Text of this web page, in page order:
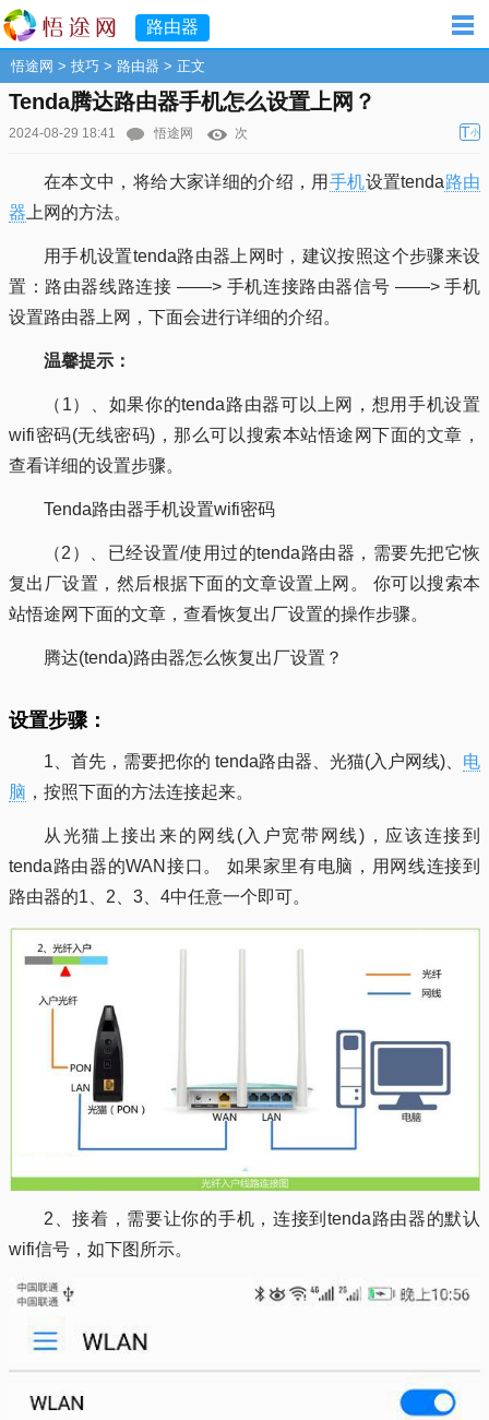
路由器
悟途网 > 技巧 > 路由器 > 正文
Tenda腾达路由器手机怎么设置上网？
2024-08-29 18:41 悟途网 次 T小
在本文中，将给大家详细的介绍，用 手机设置tenda路由
器 上网的方法。
用手机设置tenda路由器上网时，建议按照这个步骤来设
置：路由器线路连接 ——> 手机连接路由器信号 ——> 手机
设置路由器上网，下面会进行详细的介绍。
温馨提示：
（1）、如果你的tenda路由器可以上网，想用手机设置
wifi密码(无线密码)，那么可以搜索本站悟途网下面的文章，
查看详细的设置步骤。
Tenda路由器手机设置wifi密码
（2）、已经设置/使用过的tenda路由器，需要先把它恢
复出厂设置，然后根据下面的文章设置上网。 你可以搜索本
站悟途网下面的文章，查看恢复出厂设置的操作步骤。
腾达(tenda)路由器怎么恢复出厂设置？
设置步骤：
1、首先，需要把你的 tenda路由器、光猫(入户网线)、 电
脑 ，按照下面的方法连接起来。
从光猫上接出来的网线(入户宽带网线)，应该连接到
tenda路由器的WAN接口。 如果家里有电脑，用网线连接到
路由器的1、2、3、4中任意一个即可。
2、接着，需要让你的手机，连接到tenda路由器的默认
wifi信号，如下图所示。